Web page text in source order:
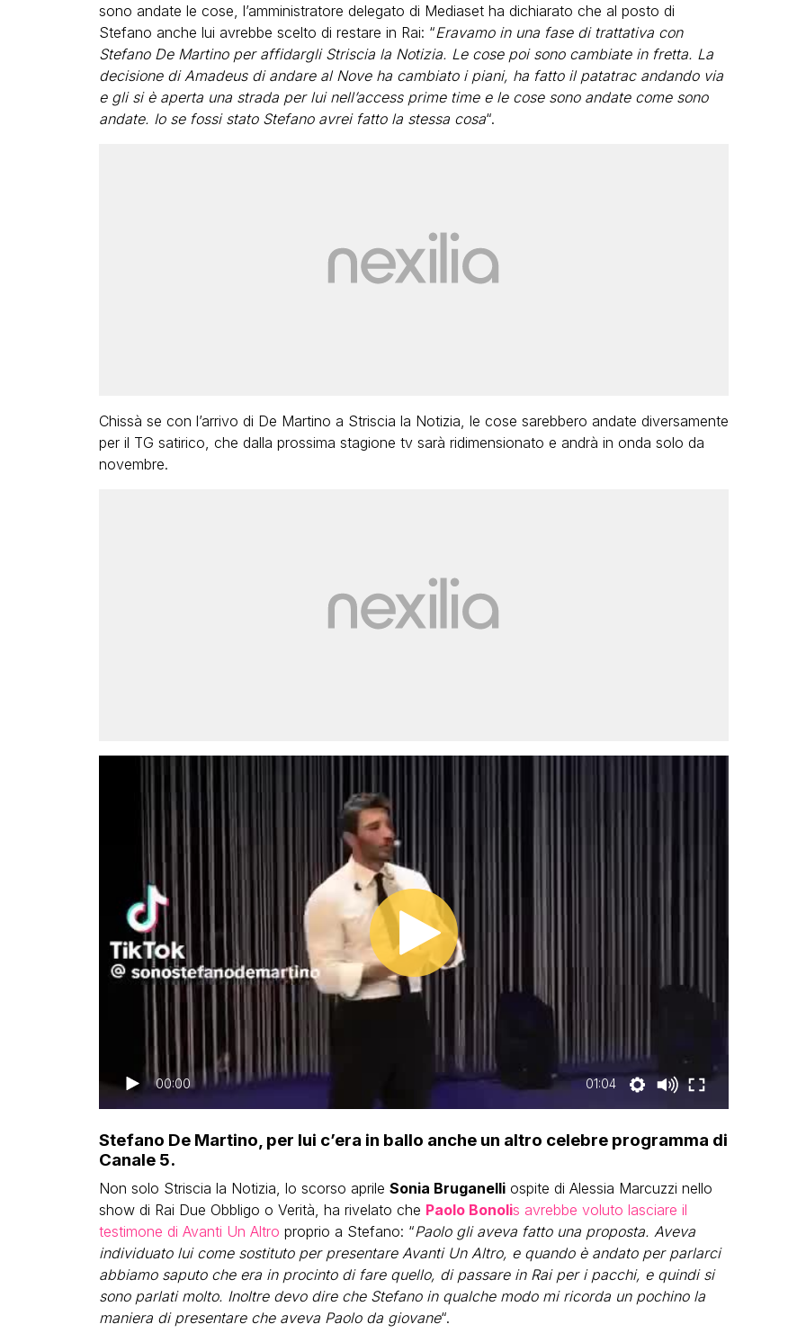
sono andate le cose, l’amministratore delegato di Mediaset ha dichiarato che al posto di
Stefano anche lui avrebbe scelto di restare in Rai: “Eravamo in una fase di trattativa con
Stefano De Martino per affidargli Striscia la Notizia. Le cose poi sono cambiate in fretta. La
decisione di Amadeus di andare al Nove ha cambiato i piani, ha fatto il patatrac andando via
e gli si è aperta una strada per lui nell’access prime time e le cose sono andate come sono
andate. Io se fossi stato Stefano avrei fatto la stessa cosa“.
Chissà se con l’arrivo di De Martino a Striscia la Notizia, le cose sarebbero andate diversamente
per il TG satirico, che dalla prossima stagione tv sarà ridimensionato e andrà in onda solo da
novembre.
00:00 01:04
Stefano De Martino, per lui c’era in ballo anche un altro celebre programma di
Canale 5.
Non solo Striscia la Notizia, lo scorso aprile Sonia Bruganelliospite di Alessia Marcuzzi nello
show di Rai Due Obbligo o Verità, ha rivelato che Paolo Bonolis avrebbe voluto lasciare il
testimone di Avanti Un Altro proprio a Stefano: “Paolo gli aveva fatto una proposta. Aveva
individuato lui come sostituto per presentare Avanti Un Altro, e quando è andato per parlarci
abbiamo saputo che era in procinto di fare quello, di passare in Rai per i pacchi, e quindi si
sono parlati molto. Inoltre devo dire che Stefano in qualche modo mi ricorda un pochino la
maniera di presentare che aveva Paolo da giovane“.